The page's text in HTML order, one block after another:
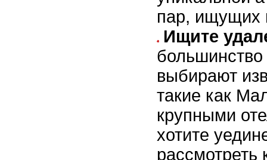
пар, ищущих
Ищите
большинство
выбирают
такие как
крупными
хотите
рассмотреть